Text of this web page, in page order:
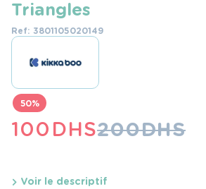
Triangles
Ref: 3801105020149
200DHS
LE
INITIAL
100 DHS
LE
ACTUEL
50%
Voir le descriptif